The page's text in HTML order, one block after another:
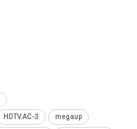
HDTV.AC-3 megaup